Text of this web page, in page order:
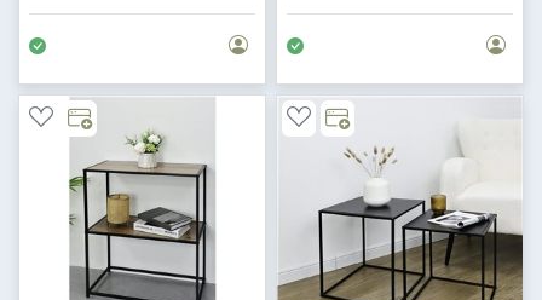
NEGRO